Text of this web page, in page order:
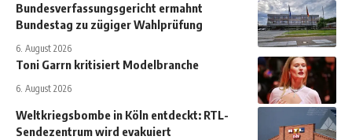
Bundesverfassungsgericht ermahnt
Bundestag zu zügiger Wahlprüfung
6. August 2026
Toni Garrn kritisiert Modelbranche
6. August 2026
Weltkriegsbombe in Köln entdeckt: RTL-
Sendezentrum wird evakuiert